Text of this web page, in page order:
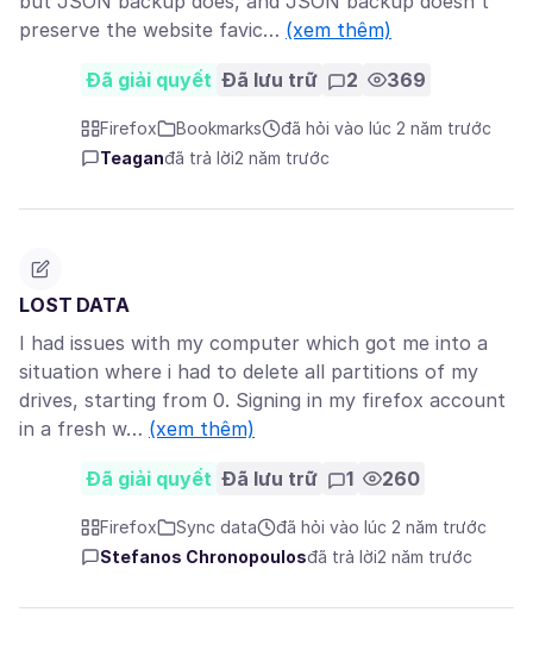
preserve the website favic… (xem thêm)
Đã giải quyết Đã lưu trữ 2 369
Firefox Bookmarks
đã hỏi vào lúc 2 năm trước
Teaganđã trả lời2 năm trước
LOST DATA
I had issues with my computer which got me into a
situation where i had to delete all partitions of my
drives, starting from 0. Signing in my firefox account
in a fresh w… (xem thêm)
Đã giải quyết Đã lưu trữ 1 260
Firefox Sync data
đã hỏi vào lúc 2 năm trước
Stefanos Chronopoulosđã trả lời2 năm trước